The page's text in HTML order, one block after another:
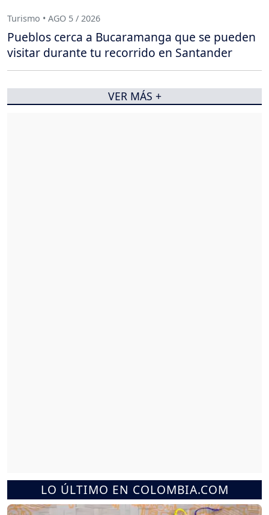
LO ÚLTIMO EN COLOMBIA.COM
Turismo • AGO 5 / 2026
Pueblos cerca a Bucaramanga que se pueden
visitar durante tu recorrido en Santander
VER MÁS +